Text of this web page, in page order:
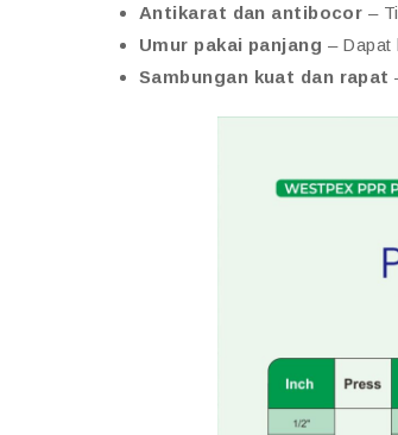
Antikarat dan antibocor –
Umur pakai panjang – Dapat
Sambungan kuat dan rapat